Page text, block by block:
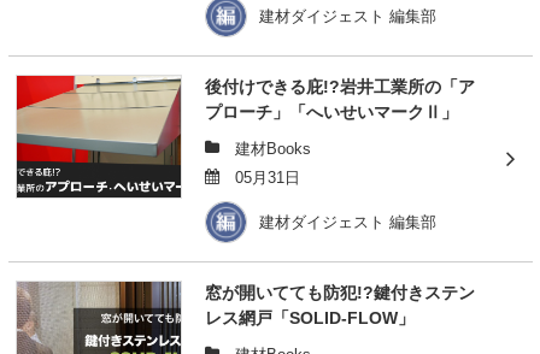
建材ダイジェスト 編集部
後付けできる庇!?岩井工業所の「ア
プローチ」「へいせいマークⅡ」
建材Books
05月31日
建材ダイジェスト 編集部
窓が開いてても防犯!?鍵付きステン
レス網戸「SOLID-FLOW」